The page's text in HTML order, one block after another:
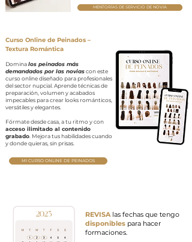
MENTORÍAS DE SERVICIO DE NOVIA
Curso Online de Peinados –
Textura Romántica
Dominalos peinados más
demandados por las noviascon este
curso online diseñado para profesionales
del sector nupcial. Aprende técnicas de
preparación, volumen y acabados
impecables para crear looks románticos,
versátiles y elegantes.
Fórmate desde casa, a tu ritmo y con
acceso ilimitado al contenido
grabado . Mejora tus habilidades cuando
y donde quieras, sin prisas.
MI CURSO ONLINE DE PEINADOS
REVISA las fechas que tengo
disponibles para hacer
formaciones.